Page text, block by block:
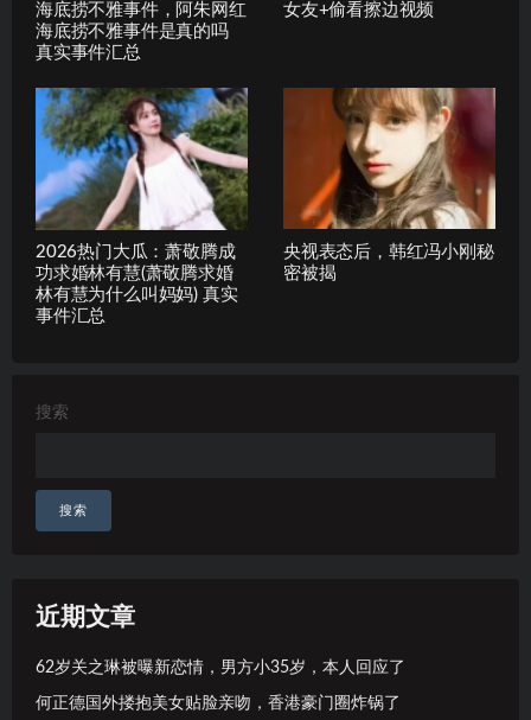
海底捞不雅事件，阿朱网红
海底捞不雅事件是真的吗
真实事件汇总
女友+偷看擦边视频
2026热门大瓜：萧敬腾成
功求婚林有慧(萧敬腾求婚
林有慧为什么叫妈妈) 真实
事件汇总
央视表态后，韩红冯小刚秘
密被揭
搜索
搜索
近期文章
62岁关之琳被曝新恋情，男方小35岁，本人回应了
何正德国外搂抱美女贴脸亲吻，香港豪门圈炸锅了